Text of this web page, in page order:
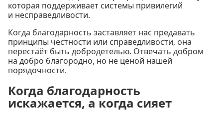
которая поддерживает системы привилегий
и несправедливости.
Когда благодарность заставляет нас предавать
принципы честности или справедливости, она
перестаёт быть добродетелью. Отвечать добром
на добро благородно, но не ценой нашей
порядочности.
Когда благодарность
искажается, а когда сияет